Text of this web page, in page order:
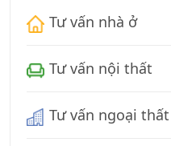
Tư vấn nhà ở
Tư vấn nội thất
Tư vấn ngoại thất